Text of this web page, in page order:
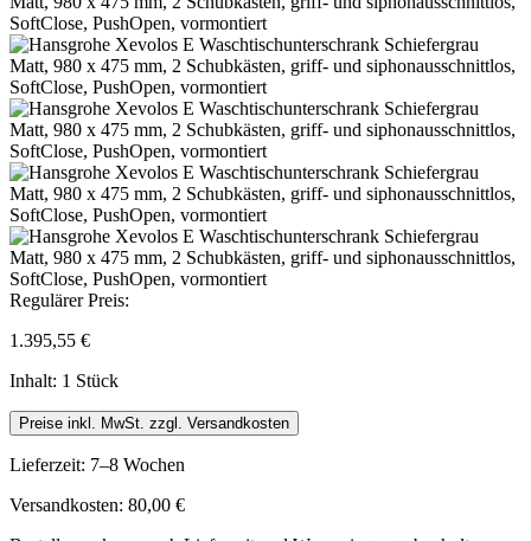
Regulärer Preis:
1.395,55 €
Inhalt: 1 Stück
Preise inkl. MwSt. zzgl. Versandkosten
Lieferzeit: 7–8 Wochen
Versandkosten: 80,00 €